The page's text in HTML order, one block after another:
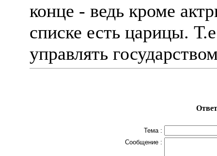
конце - ведь кроме
списке есть царицы.
управлять
Тема :
Сообщение :